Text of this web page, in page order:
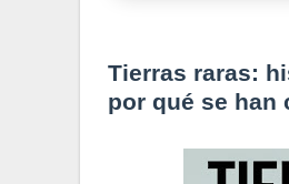
Tierras raras:
por qué se han